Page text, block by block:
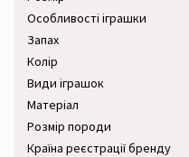
Особливості іграшки
Запах
Колір
Види іграшок
Матеріал
Розмір породи
Країна реєстрації бренду